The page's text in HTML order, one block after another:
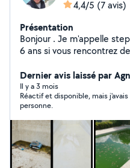
4,4/5 (7 avis)
Présentation
Bonjour . Je m'appelle
6 ans si vous rencontrez des soucis avec l entretien de
route pour la saison changement de votre sable du filtre
N'hésitez pas à faire appel
Dernier avis laissé par
Il y a 3 mois
Réactif et disponible, mais
personne.